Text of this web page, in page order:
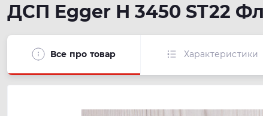
ДСП Egger H 3450 ST22
Все про товар Характеристики